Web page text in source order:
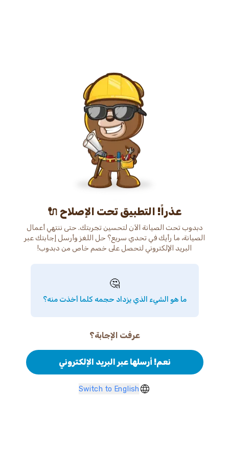
عذراً! التطبيق تحت الإصلاح 🔌
دبدوب تحت الصيانة الآن لتحسين تجربتك. حتى ننتهي أعمال
الصيانة، ما رأيك في تحدي سريع؟ حل اللغز وأرسل إجابتك عبر
البريد الإلكتروني لتحصل على خصم خاص من دبدوب!
🤔
ما هو الشيء الذي يزداد حجمه كلما أخذت منه؟
عرفت الإجابة؟
نعم! أرسلها عبر البريد الإلكتروني
Switch to English